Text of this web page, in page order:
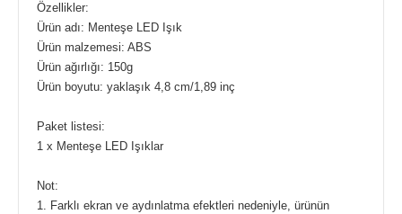
Özellikler:
Ürün adı: Menteşe LED Işık
Ürün malzemesi: ABS
Ürün ağırlığı: 150g
Ürün boyutu: yaklaşık 4,8 cm/1,89 inç
Paket listesi:
1 x Menteşe LED Işıklar
Not:
1. Farklı ekran ve aydınlatma efektleri nedeniyle, ürünün